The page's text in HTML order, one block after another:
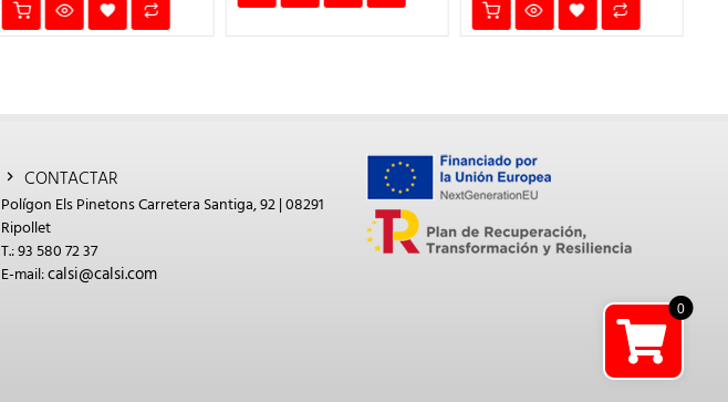
CONTACTAR
Polígon Els Pinetons Carretera Santiga, 92 | 08291
Ripollet
T.: 93 580 72 37
E-mail:calsi@calsi.com
0